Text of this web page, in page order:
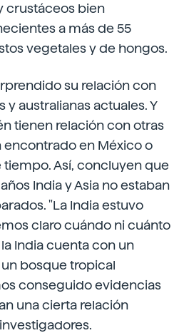
crustáceos bien
a más de 55
vegetales y de hongos.
su relación con
y australianas actuales. Y
tienen relación con otras
encontrado en México o
Así, concluyen que
India y Asia no estaban
"La India estuvo
claro cuándo ni cuánto
India cuenta con un
bosque tropical
conseguido evidencias
una cierta relación